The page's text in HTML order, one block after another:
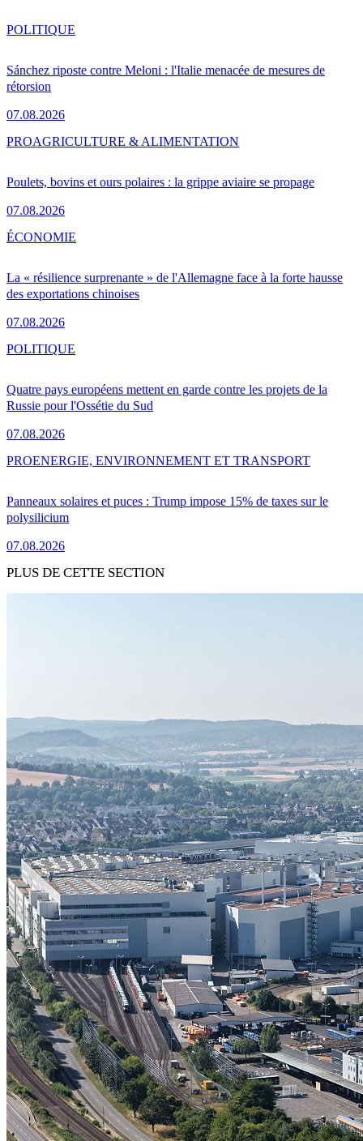
Sánchez riposte contre Meloni : l'Italie menacée de mesures de
rétorsion
07.08.2026
POLITIQUE
Poulets, bovins et ours polaires : la grippe aviaire se propage
07.08.2026
PROAGRICULTURE & ALIMENTATION
La « résilience surprenante » de l'Allemagne face à la forte hausse
des exportations chinoises
07.08.2026
ÉCONOMIE
Quatre pays européens mettent en garde contre les projets de la
Russie pour l'Ossétie du Sud
07.08.2026
POLITIQUE
Panneaux solaires et puces : Trump impose 15% de taxes sur le
polysilicium
07.08.2026
PROENERGIE, ENVIRONNEMENT ET TRANSPORT
PLUS DE CETTE SECTION